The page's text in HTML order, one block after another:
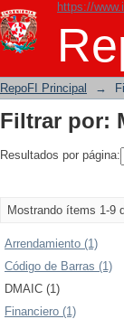
https://
Filtrar por:
RepoFI Principal →
Filtrar por:
Resultados por página:
Mostrando ítems 1-9
Arrendamiento (1)
Código de Barras (1)
DMAIC (1)
Financiero (1)